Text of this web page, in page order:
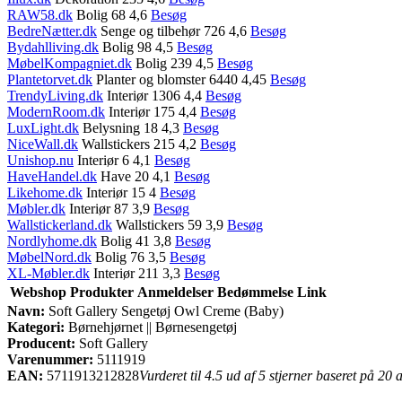
RAW58.dk Bolig 68 4,6 Besøg
BedreNætter.dk Senge og tilbehør 726 4,6 Besøg
Bydahlliving.dk Bolig 98 4,5 Besøg
MøbelKompagniet.dk Bolig 239 4,5 Besøg
Plantetorvet.dk Planter og blomster 6440 4,45 Besøg
TrendyLiving.dk Interiør 1306 4,4 Besøg
ModernRoom.dk Interiør 175 4,4 Besøg
LuxLight.dk Belysning 18 4,3 Besøg
NiceWall.dk Wallstickers 215 4,2 Besøg
Unishop.nu Interiør 6 4,1 Besøg
HaveHandel.dk Have 20 4,1 Besøg
Likehome.dk Interiør 15 4 Besøg
Møbler.dk Interiør 87 3,9 Besøg
Wallstickerland.dk Wallstickers 59 3,9 Besøg
Nordlyhome.dk Bolig 41 3,8 Besøg
MøbelNord.dk Bolig 76 3,5 Besøg
XL-Møbler.dk Interiør 211 3,3 Besøg
Webshop Produkter Anmeldelser Bedømmelse Link
Navn: Soft Gallery Sengetøj Owl Creme (Baby)
Kategori: Børnehjørnet || Børnesengetøj
Producent: Soft Gallery
Varenummer: 5111919
EAN: 5711913212828Vurderet til 4.5 ud af 5 stjerner baseret på 20